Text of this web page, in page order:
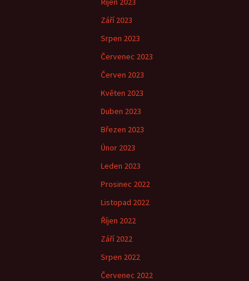
Září 2023
Srpen 2023
Červenec 2023
Červen 2023
Květen 2023
Duben 2023
Březen 2023
Únor 2023
Leden 2023
Prosinec 2022
Listopad 2022
Říjen 2022
Září 2022
Srpen 2022
Červenec 2022